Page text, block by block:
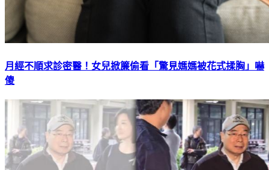
月經不順求診密醫！女兒掀簾偷看「驚見媽媽被花式揉胸」嚇
傻